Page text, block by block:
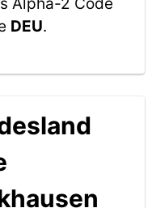
DEU.